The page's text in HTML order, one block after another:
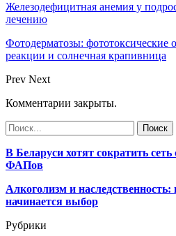
Железодефицитная анемия у
лечению
Фотодерматозы: фототоксические
реакции и солнечная крапивница
Prev Next
Комментарии закрыты.
В Беларуси хотят сократить
ФАПов
Алкоголизм и
начинается выбор
Рубрики